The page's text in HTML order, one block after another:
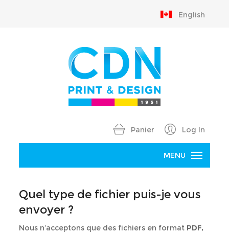
English
Panier Log In
MENU
Produits
À propos
Quel type de fichier puis-je vous
envoyer ?
Nous n’acceptons que des fichiers en format PDF,